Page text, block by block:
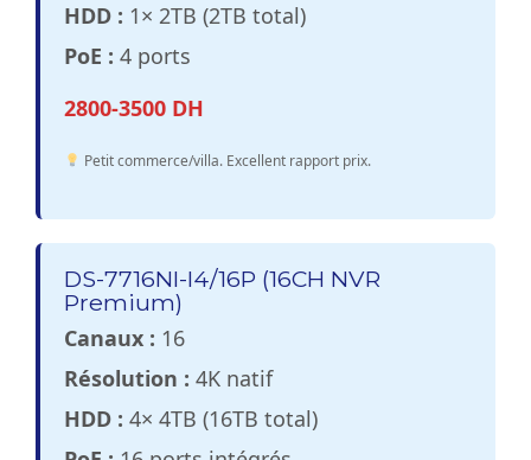
HDD : 1× 2TB (2TB total)
PoE : 4 ports
2800-3500 DH
Petit commerce/villa. Excellent rapport prix.
DS-7716NI-I4/16P (16CH NVR
Premium)
Canaux : 16
Résolution : 4K natif
HDD : 4× 4TB (16TB total)